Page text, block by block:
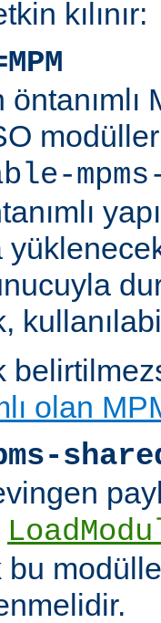
kılınır:
olan
bu